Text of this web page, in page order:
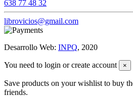
638 77 48 32
librovicios@gmail.com
Desarrollo Web: INPQ, 2020
You need to login or create account ×
Save products on your wishlist to buy
friends.